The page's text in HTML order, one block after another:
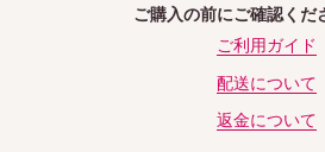
ご購入の前にご確認くだ
ご利用ガイド
配送について
返金について